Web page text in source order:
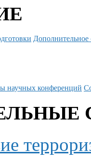
Дополнительное
научных конференций